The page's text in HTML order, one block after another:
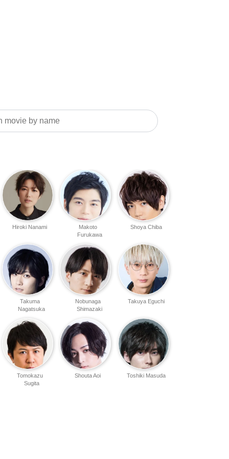
Shoya Chiba
Makoto
Furukawa
Hiroki Nanami
Takuya Eguchi
Nobunaga
Shimazaki
Takuma
Nagatsuka
Toshiki Masuda
Shouta Aoi
Tomokazu
Sugita